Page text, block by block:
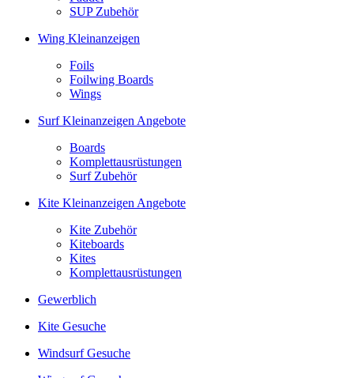
SUP Zubehör
Wing Kleinanzeigen
Foils
Foilwing Boards
Wings
Surf Kleinanzeigen Angebote
Boards
Komplettausrüstungen
Surf Zubehör
Kite Kleinanzeigen Angebote
Kite Zubehör
Kiteboards
Kites
Komplettausrüstungen
Gewerblich
Kite Gesuche
Windsurf Gesuche